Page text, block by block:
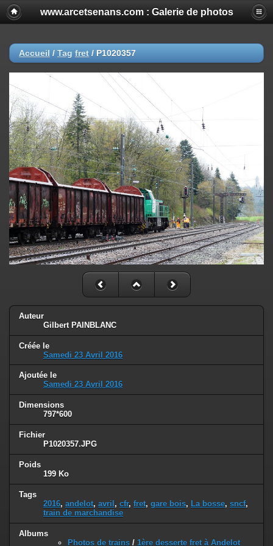
www.arcetsenans.com : Galerie de photos
Accueil / Tag fret / P1020357
Auteur
Gilbert PAINBLANC
Créée le
Samedi 23 Avril 2016
Ajoutée le
Samedi 23 Avril 2016
Dimensions
797*600
Fichier
P1020357.JPG
Poids
199 Ko
Tags
2016, andelot, avril , cfr, fret, gare bois, La bosse, sncf,
train de marchandise
Albums
Photos de trains / 1ère desserte fret à Andelot